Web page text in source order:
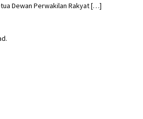
Dewan Perwakilan Rakyat […]